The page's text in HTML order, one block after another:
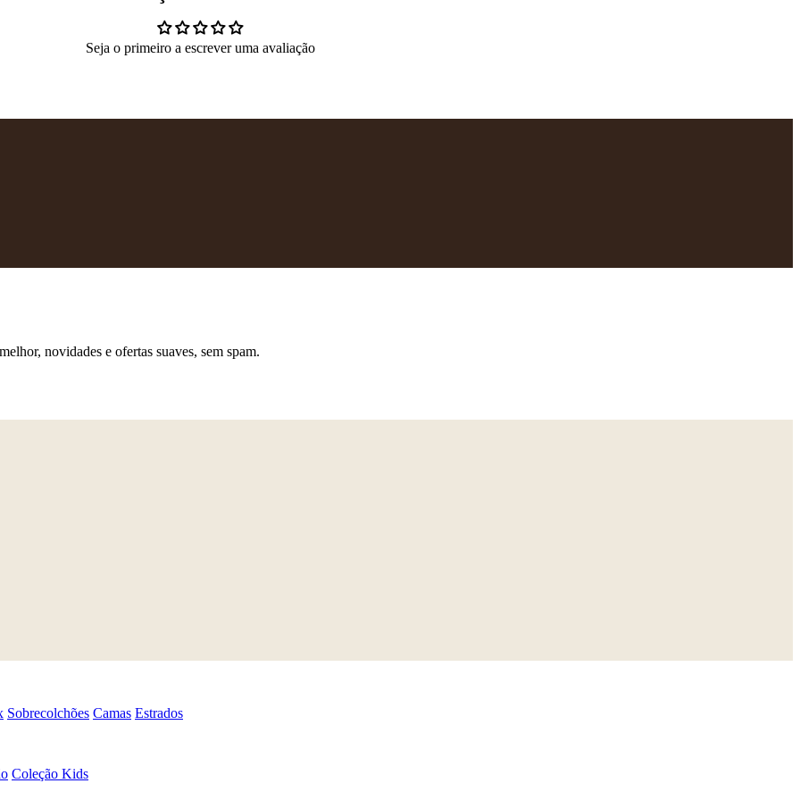
Seja o primeiro a escrever uma avaliação
novidades e ofertas suaves, sem spam.
Sobrecolchões Camas Estrados
Coleção Kids